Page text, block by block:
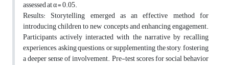
assessed at α = 0.05.
Results: Storytelling emerged as an effective method for
introducing children to new concepts and enhancing engagement.
Participants actively interacted with the narrative by recalling
experiences, asking questions, or supplementing the story, fostering
a deeper sense of involvement. Pre-test scores for social behavior